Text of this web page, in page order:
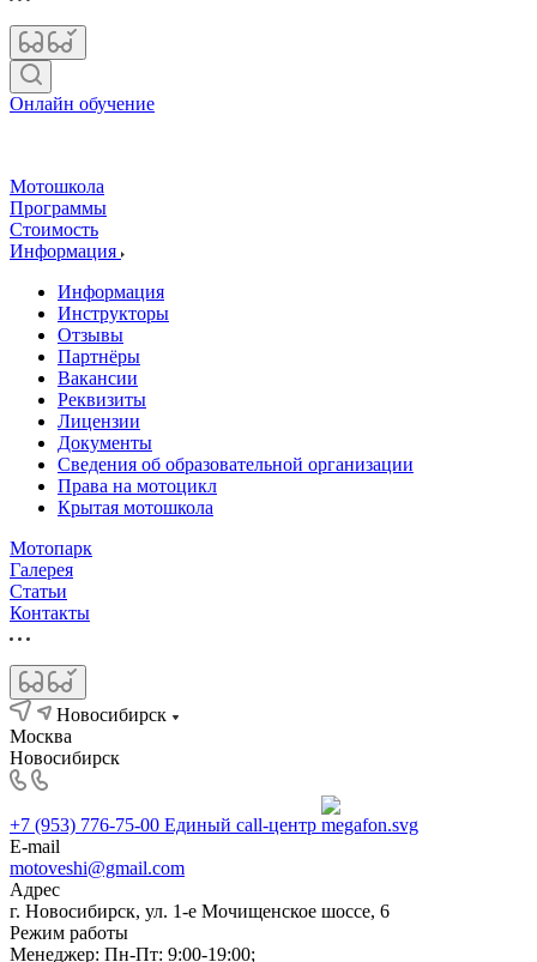
Онлайн обучение
Мотошкола
Программы
Стоимость
Информация
Информация
Инструкторы
Отзывы
Партнёры
Вакансии
Реквизиты
Лицензии
Документы
Сведения об образовательной организации
Права на мотоцикл
Крытая мотошкола
Мотопарк
Галерея
Статьи
Контакты
Новосибирск
Москва
Новосибирск
+7 (953) 776-75-00 Единый call-центр
E-mail
motoveshi@gmail.com
Адрес
г. Новосибирск, ул. 1-е Мочищенское шоссе, 6
Режим работы
Менеджер: Пн-Пт: 9:00-19:00;